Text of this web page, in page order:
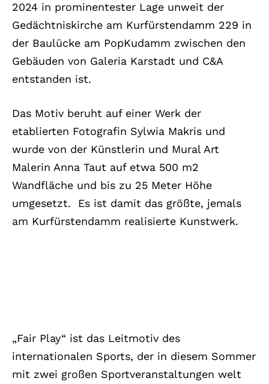
2024 in prominentester Lage unweit der
Gedächtniskirche am Kurfürstendamm 229 in
der Baulücke am PopKudamm zwischen den
Gebäuden von Galeria Karstadt und C&A
entstanden ist.
Das Motiv beruht auf einer Werk der
etablierten Fotografin Sylwia Makris und
wurde von der Künstlerin und Mural Art
Malerin Anna Taut auf etwa 500 m2
Wandfläche und bis zu 25 Meter Höhe
umgesetzt.
Es ist damit das größte, jemals
am Kurfürstendamm realisierte Kunstwerk.
„Fair Play“ ist das Leitmotiv des
internationalen Sports, der in diesem Sommer
mit zwei großen Sportveranstaltungen welt